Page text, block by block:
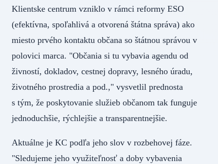
Klientske centrum vzniklo v rámci reformy ESO
(efektívna, spoľahlivá a otvorená štátna správa) ako
miesto prvého kontaktu občana so štátnou správou v
polovici marca. "Občania si tu vybavia agendu od
živností, dokladov, cestnej dopravy, lesného úradu,
životného prostredia a pod.," vysvetlil prednosta
s tým, že poskytovanie služieb občanom tak funguje
jednoduchšie, rýchlejšie a transparentnejšie.
Aktuálne je KC podľa jeho slov v rozbehovej fáze.
"Sledujeme jeho využiteľnosť a doby vybavenia